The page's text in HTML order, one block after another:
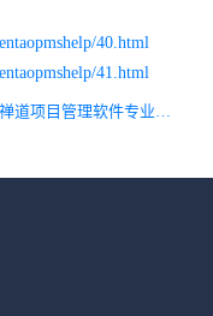
40.html
41.html
下一篇 禅道项目管理软件专业版5.0.1版本发布